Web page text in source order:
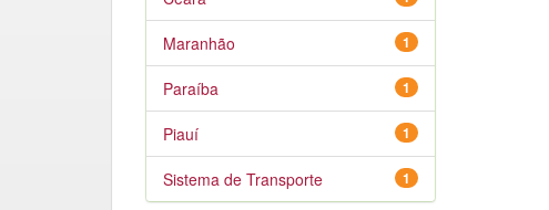
1
Maranhão
1
Paraíba
1
Piauí
1
Sistema de Transporte